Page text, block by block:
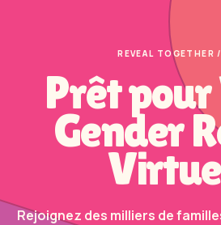
REVEAL TOGETHER
Prêt
Gender
Rejoignez des milliers de